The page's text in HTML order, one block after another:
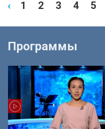
‹ 1 2 3 4 5
Программы